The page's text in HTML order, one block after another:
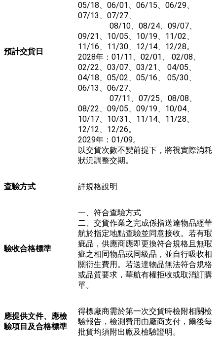
預計交貨日
05/18、06/01、06/15、06/29、
07/13、07/27、
08/10、08/24、09/07、
09/21、10/05、10/19、11/02、
11/16、11/30、12/14、12/28。
2028年：01/11、02/01、 02/08、
02/22、03/07、03/21、 04/05、
04/18、05/02、05/16、 05/30、
06/13、06/27、
07/11、07/25、08/08、
08/22、09/05、09/19、10/04、
10/17、10/31、11/14、11/28、
12/12、12/26。
2029年：01/09。
以交貨次數不變前提下，將視實際消耗
狀況調整交期。
查驗方式 詳規格說明
驗收合格標準
一、符合查驗方式
二、交貨作業之完成係指送達物品經華
航於指定地點查驗並同意接收。若有瑕
疵品，供應商應即更換符合規格且無瑕
疵之相同物品或同級品，並自行吸收相
關衍生費用。若送達物品無法符合規格
或品質要求，華航有權拒收或取消訂購
單。
應提供文件、應檢
驗項目及合格標準
得標廠商需於第一次交貨時檢附相關檢
驗報告，檢測費用由廠商支付，爾後每
批貨均須附出廠及檢驗證明。